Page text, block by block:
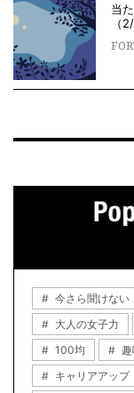
当
（
今さら聞けない
大人の女子力
100均
キャリアアップ